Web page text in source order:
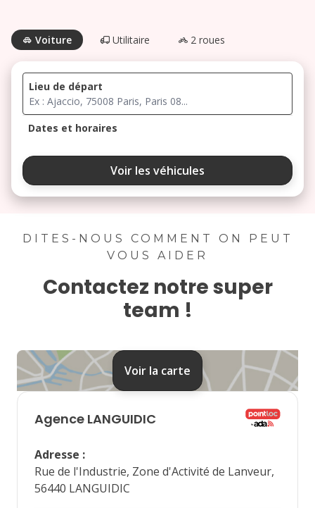
Voiture Utilitaire 2 roues
Lieu de départ
Dates et horaires
août 2026
ma me
3 4 5 6 7
17 18 19 20
31
septembre 2026
7
14 15
Voir les véhicules
DITES-NOUS COMMENT ON PEUT
VOUS AIDER
Contactez notre super
team !
Voir la carte
Agence LANGUIDIC
Adresse :
Rue de l'Industrie, Zone d'Activité de Lanveur,
56440 LANGUIDIC